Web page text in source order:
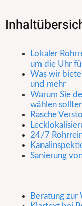
Lokaler
um die Uhr
Was wir
und mehr
Warum Sie
wählen
Rasche
24/7
Sanierung
Beratung zur